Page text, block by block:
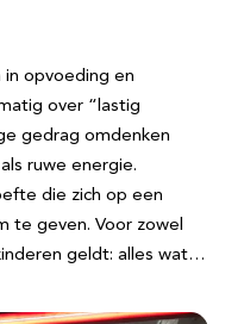
in opvoeding en
over “lastig
gedrag omdenken
ruwe energie.
die zich op een
te geven. Voor zowel
geldt: alles wat…